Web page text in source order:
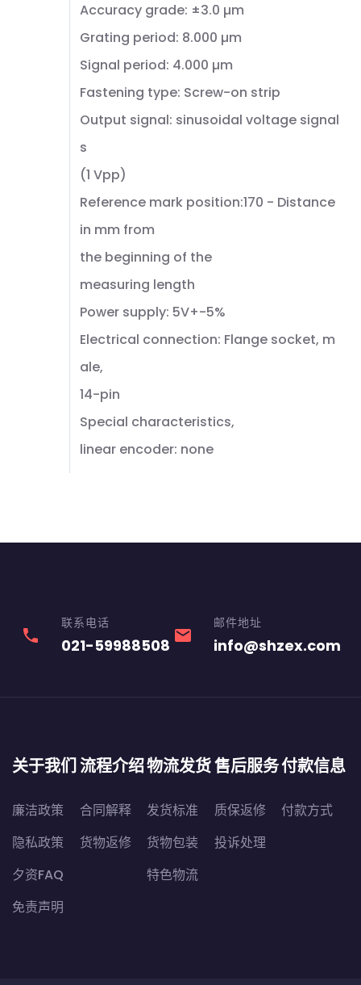
Accuracy grade: ±3.0 µm
Grating period: 8.000 µm
Signal period: 4.000 µm
Fastening type: Screw-on strip
Output signal: sinusoidal voltage signal
s
(1 Vpp)
Reference mark position:170 - Distance
in mm from
the beginning of the
measuring length
Power supply: 5V+-5%
Electrical connection: Flange socket, m
ale,
14-pin
Special characteristics,
linear encoder: none
phone
联系电话
021-59988508 email
邮件地址
info@shzex.com
关于我们
廉洁政策
隐私政策
夕资FAQ
免责声明
流程介绍
合同解释
货物返修
物流发货
发货标准
货物包装
特色物流
售后服务
质保返修
投诉处理
付款信息
付款方式